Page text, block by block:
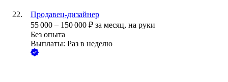
Продавец-дизайнер
55 000 – 150 000 ₽ за месяц, на руки
Без опыта
Выплаты: Раз в неделю